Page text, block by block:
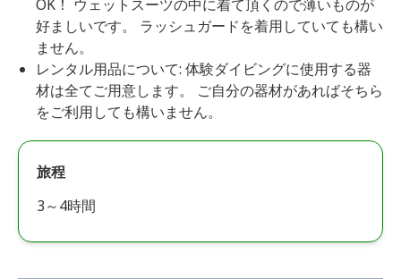
OK！ ウェットスーツの中に着て頂くので薄いものが
好ましいです。 ラッシュガードを着用していても構い
ません。
レンタル用品について: 体験ダイビングに使用する器
材は全てご用意します。 ご自分の器材があればそちら
をご利用しても構いません。
旅程
3～4時間